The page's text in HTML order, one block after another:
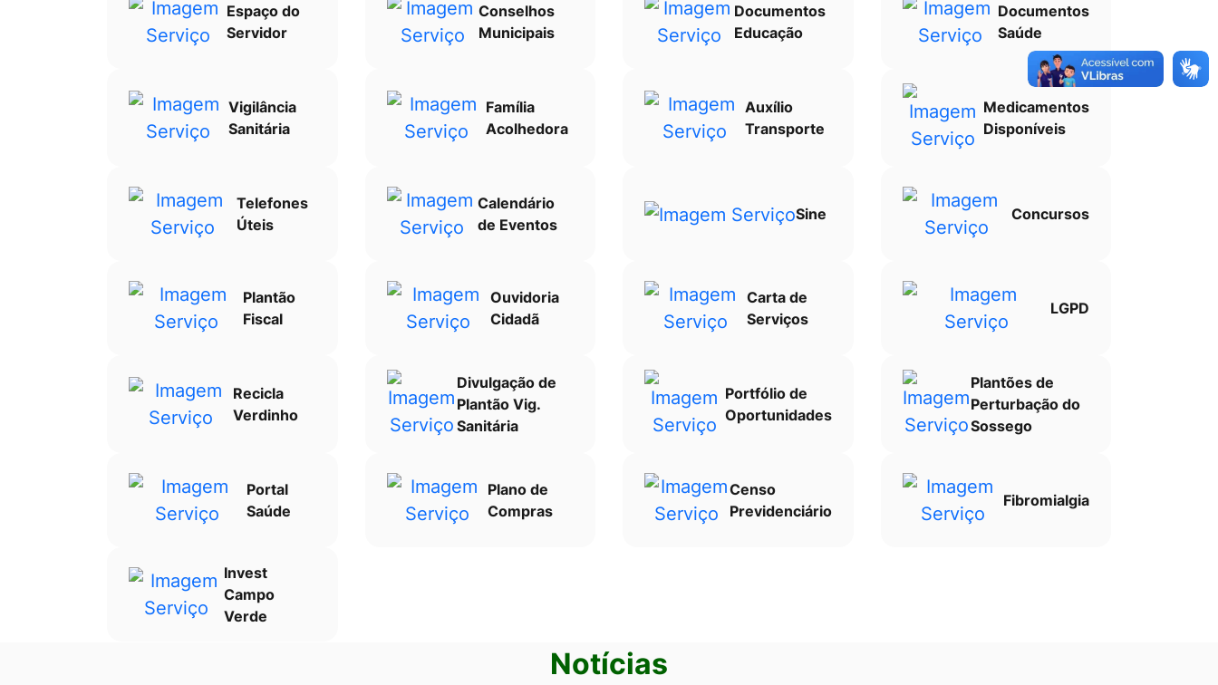
Espaço do
Servidor
Conselhos
Municipais
Documentos
Educação
Documentos
Saúde
Vigilância
Sanitária
Família
Acolhedora
Auxílio
Transporte
Medicamentos
Disponíveis
Telefones
Úteis
Calendário
de Eventos
Sine Concursos
Plantão
Fiscal
Ouvidoria
Cidadã
Carta de
Serviços
LGPD
Recicla
Verdinho
Divulgação de
Plantão Vig.
Sanitária
Portfólio de
Oportunidades
Plantões de
Perturbação do
Sossego
Portal
Saúde
Plano de
Compras
Censo
Previdenciário
Fibromialgia
Invest
Campo
Verde
Notícias